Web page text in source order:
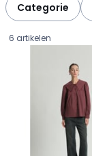
Categorie
6 artikelen